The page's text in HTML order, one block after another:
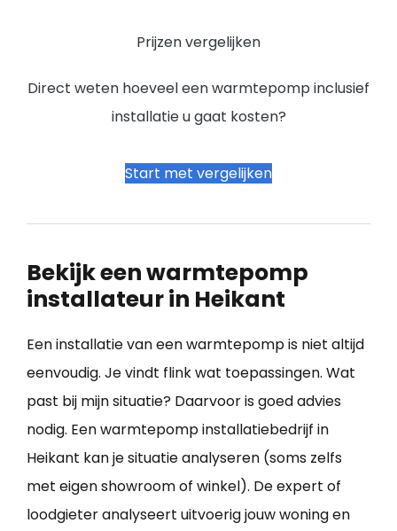
Prijzen vergelijken
Direct weten hoeveel een warmtepomp inclusief
installatie u gaat kosten?
Start met vergelijken
Bekijk een warmtepomp
installateur in Heikant
Een installatie van een warmtepomp is niet altijd
eenvoudig. Je vindt flink wat toepassingen. Wat
past bij mijn situatie? Daarvoor is goed advies
nodig. Een warmtepomp installatiebedrijf in
Heikant kan je situatie analyseren (soms zelfs
met eigen showroom of winkel). De expert of
loodgieter analyseert uitvoerig jouw woning en